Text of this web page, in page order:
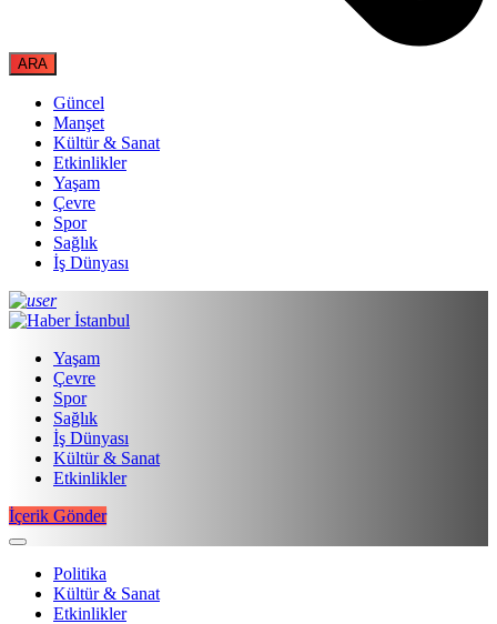
Güncel
Manşet
Kültür & Sanat
Etkinlikler
Yaşam
Çevre
Spor
Sağlık
İş Dünyası
Yaşam
Çevre
Spor
Sağlık
İş Dünyası
Kültür & Sanat
Etkinlikler
İçerik Gönder
Politika
Kültür & Sanat
Etkinlikler